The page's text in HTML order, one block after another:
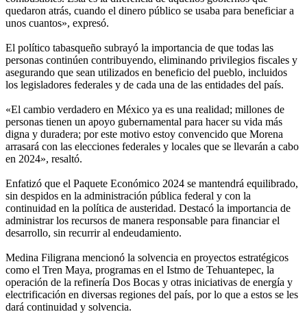
quedaron atrás, cuando el dinero público se usaba para beneficiar a
unos cuantos», expresó.
El político tabasqueño subrayó la importancia de que todas las
personas continúen contribuyendo, eliminando privilegios fiscales y
asegurando que sean utilizados en beneficio del pueblo, incluidos
los legisladores federales y de cada una de las entidades del país.
«El cambio verdadero en México ya es una realidad; millones de
personas tienen un apoyo gubernamental para hacer su vida más
digna y duradera; por este motivo estoy convencido que Morena
arrasará con las elecciones federales y locales que se llevarán a cabo
en 2024», resaltó.
Enfatizó que el Paquete Económico 2024 se mantendrá equilibrado,
sin despidos en la administración pública federal y con la
continuidad en la política de austeridad. Destacó la importancia de
administrar los recursos de manera responsable para financiar el
desarrollo, sin recurrir al endeudamiento.
Medina Filigrana mencionó la solvencia en proyectos estratégicos
como el Tren Maya, programas en el Istmo de Tehuantepec, la
operación de la refinería Dos Bocas y otras iniciativas de energía y
electrificación en diversas regiones del país, por lo que a estos se les
dará continuidad y solvencia.